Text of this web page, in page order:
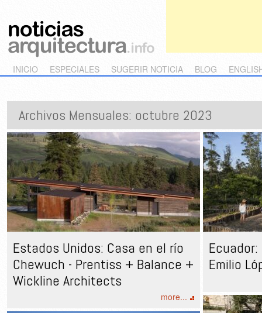
Main menu
Skip to primary content
Skip to secondary content
INICIO ESPECIALES SUGERIR NOTICIA BLOG
Archivos Mensuales: octubre 2023
Estados Unidos: Casa en el río
Chewuch - Prentiss + Balance +
Wickline Architects
more...
Emilio